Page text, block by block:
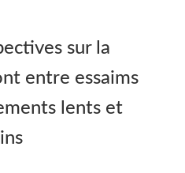
sur la
entre essaims
lents et